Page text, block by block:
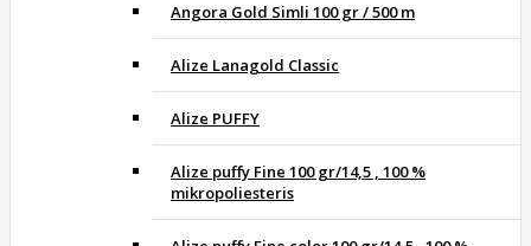
Angora Gold Simli 100 gr / 500 m
Alize Lanagold Classic
Alize PUFFY
Alize puffy Fine 100 gr/14,5 , 100 %
mikropoliesteris